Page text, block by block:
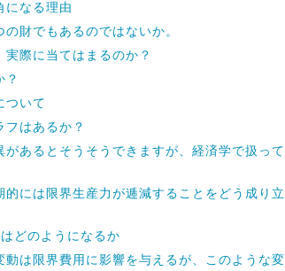
になる理由
財でもあるのではないか。
際に当てはまるのか？
？
ついて
フはあるか？
あるとそうそうできますが、経済学で扱って
には限界生産力が逓減することをどう成り立
どのようになるか
は限界費用に影響を与えるが、このような変